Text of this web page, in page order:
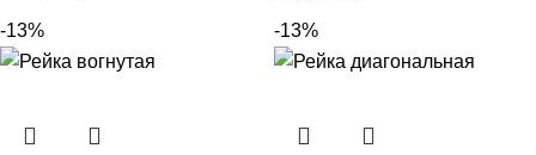
-13% -13%